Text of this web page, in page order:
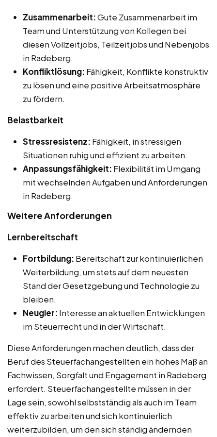
Zusammenarbeit:Gute Zusammenarbeit im
Team und Unterstützung von Kollegen bei
diesen Vollzeitjobs, Teilzeitjobs und Nebenjobs
in Radeberg.
Konfliktlösung: Fähigkeit, Konflikte konstruktiv
zu lösen und eine positive Arbeitsatmosphäre
zu fördern.
Belastbarkeit
Stressresistenz: Fähigkeit, in stressigen
Situationen ruhig und effizient zu arbeiten.
Anpassungsfähigkeit: Flexibilität im Umgang
mit wechselnden Aufgaben und Anforderungen
in Radeberg.
Weitere Anforderungen
Lernbereitschaft
Fortbildung: Bereitschaft zur kontinuierlichen
Weiterbildung, um stets auf dem neuesten
Stand der Gesetzgebung und Technologie zu
bleiben.
Neugier: Interesse an aktuellen Entwicklungen
im Steuerrecht und in der Wirtschaft.
Diese Anforderungen machen deutlich, dass der
Beruf des Steuerfachangestellten ein hohes Maß an
Fachwissen, Sorgfalt und Engagement in Radeberg
erfordert. Steuerfachangestellte müssen in der
Lage sein, sowohl selbstständig als auch im Team
effektiv zu arbeiten und sich kontinuierlich
weiterzubilden, um den sich ständig ändernden